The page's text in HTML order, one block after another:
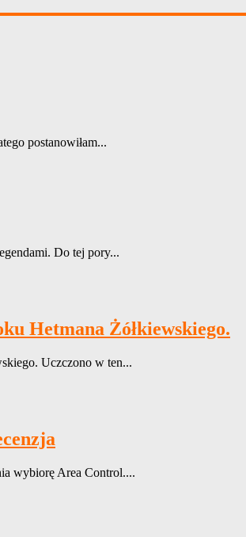
postanowiłam...
Do tej pory...
Hetmana Żółkiewskiego.
Uczczono w ten...
wybiorę Area Control....